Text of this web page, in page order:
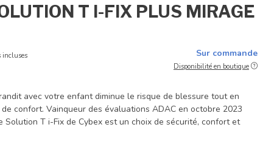
T I-FIX PLUS MIRAGE
incluses Sur commande
Disponibilité en boutique
avec votre enfant diminue le risque de blessure tout en
confort. Vainqueur des évaluations ADAC en octobre 2023
Solution T i-Fix de Cybex est un choix de sécurité, confort et